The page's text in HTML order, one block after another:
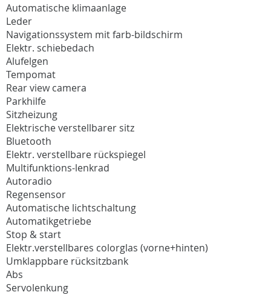
Automatische klimaanlage
Leder
Navigationssystem mit farb-bildschirm
Elektr. schiebedach
Alufelgen
Tempomat
Rear view camera
Parkhilfe
Sitzheizung
Elektrische verstellbarer sitz
Bluetooth
Elektr. verstellbare rückspiegel
Multifunktions-lenkrad
Autoradio
Regensensor
Automatische lichtschaltung
Automatikgetriebe
Stop & start
Elektr.verstellbares colorglas (vorne+hinten)
Umklappbare rücksitzbank
Abs
Servolenkung